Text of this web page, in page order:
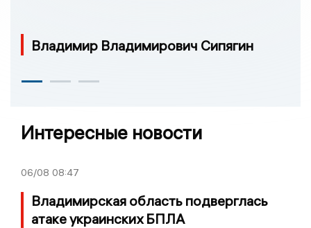
Владимир Владимирович Сипягин
Интересные новости
06/08 08:47
Владимирская область подверглась
атаке украинских БПЛА